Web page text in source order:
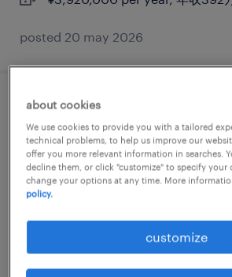
posted 20 may 2026
【障がい者求人】金融業・損
損害サポート専任職（契約社
県）
神奈川, 神奈川県
contract
¥4,860,000 - ¥5,150,000 per
about cookies
We use cookies to provide you with a tailored
technical problems, to help us improve our
offer you more relevant information in searches.
decline them, or click "customize" to specify your
change your options at any time. More
policy.
customize